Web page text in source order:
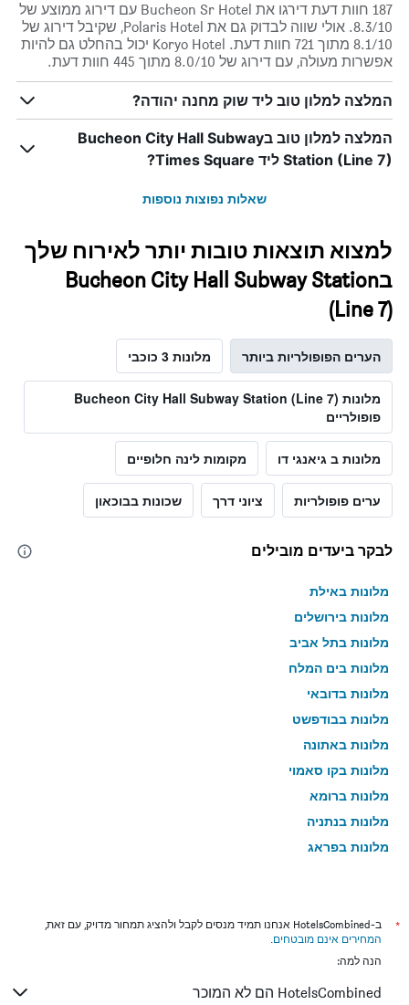
187 חוות דעת דירגו את Bucheon Sr Hotel עם דירוג ממוצע של
8.3/10. אולי שווה לבדוק גם את Polaris Hotel, שקיבל דירוג של
8.1/10 מתוך 721 חוות דעת. Koryo Hotel יכול בהחלט גם להיות
אפשרות מעולה, עם דירוג של 8.0/10 מתוך 445 חוות דעת.
המלצה למלון טוב ליד שוק מחנה יהודה?
המלצה למלון טוב בBucheon City Hall Subway
Station (Line 7) ליד Times Square?
שאלות נפוצות נוספות
למצוא תוצאות טובות יותר לאירוח שלך
בBucheon City Hall Subway Station
(Line 7)
הערים הפופולריות ביותר מלונות 3 כוכבי
מלונות Bucheon City Hall Subway Station (Line 7)
פופולריים
מלונות ב גיאנגי דו מקומות לינה חלופיים
ערים פופולריות ציוני דרך שכונות בבוכאון
לבקר ביעדים מובילים
מלונות באילת
מלונות בירושלים
מלונות בתל אביב
מלונות בים המלח
מלונות בדובאי
מלונות בבודפשט
מלונות באתונה
מלונות בקו סאמוי
מלונות ברומא
מלונות בנתניה
מלונות בפראג
מלונות בניו יורק
מלונות בבנגקוק
מלונות בבוקרשט
*
ב-HotelsCombined אנחנו תמיד מנסים לקבל ולהציג תמחור מדויק, עם זאת,
המחירים אינם מובטחים.
הנה למה:
HotelsCombined הם לא המוכר